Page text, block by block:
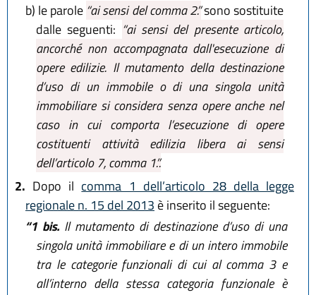
b) le parole “ai sensi del comma 2.”sono sostituite
dalle seguenti: “ai sensi del presente articolo,
ancorché non accompagnata dall'esecuzione di
opere edilizie. Il mutamento della destinazione
d’uso di un immobile o di una singola unità
immobiliare si considera senza opere anche nel
caso in cui comporta l’esecuzione di opere
costituenti attività edilizia libera ai sensi
dell’articolo 7, comma 1.”.
2. Dopo il comma 1 dell’articolo 28 della legge
regionale n. 15 del 2013 è inserito il seguente:
“1 bis.Il mutamento di destinazione d’uso di una
singola unità immobiliare e di un intero immobile
tra le categorie funzionali di cui al comma 3 e
all’interno della stessa categoria funzionale è